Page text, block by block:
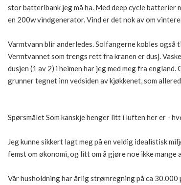
stor batteribank jeg må ha. Med deep cycle batterier
en 200w vindgenerator. Vind er det nok av om
Varmtvann blir anderledes. Solfangerne kobles
Vermtvannet som trengs rett fra kranen er dusj.
dusjen (1 av 2) i heimen har jeg med meg fra
grunner tegnet inn vedsiden av kjøkkenet, som
Spørsmålet Som kanskje henger litt i luften her er -
Jeg kunne sikkert lagt meg på en veldig idealistisk
femst om økonomi, og litt om å gjøre noe ikke mange
Vår husholdning har årlig strømregning på ca 30.000